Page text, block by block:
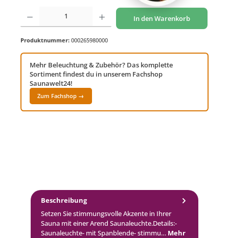
Produkt Anzahl: Gib den gewünschten Wert ein oder benutze die Schaltflächen um
In den Warenkorb
Produktnummer: 000265980000
Mehr Beleuchtung & Zubehör? Das komplette
Sortiment findest du in unserem Fachshop
Saunawelt24!
Zum Fachshop →
Beschreibung
Setzen Sie stimmungsvolle Akzente in Ihrer
Sauna mit einer Arend Saunaleuchte.Details:-
Saunaleuchte- mit Spanblende- stimmu… Mehr